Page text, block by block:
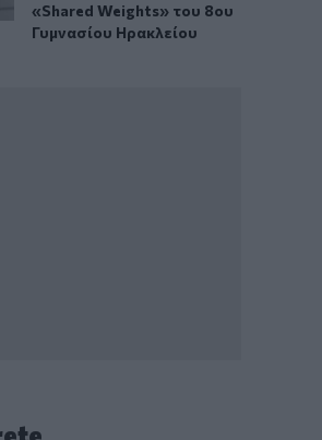
«Shared Weights» του 8ου
Γυμνασίου Ηρακλείου